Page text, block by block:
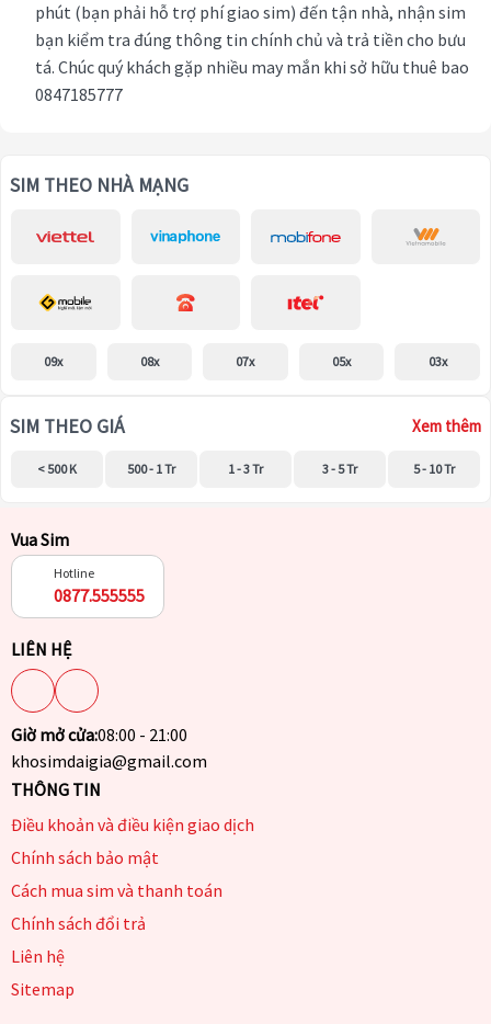
phút (bạn phải hỗ trợ phí giao sim) đến tận nhà, nhận sim
bạn kiểm tra đúng thông tin chính chủ và trả tiền cho bưu
tá. Chúc quý khách gặp nhiều may mắn khi sở hữu thuê bao
0847185777
SIM THEO NHÀ MẠNG
09x 08x 07x 05x 03x
SIM THEO GIÁ Xem thêm
< 500 K 500 - 1 Tr 1 - 3 Tr 3 - 5 Tr 5 - 10 Tr
Vua Sim
Hotline
0877.555555
LIÊN HỆ
Giờ mở cửa:08:00 - 21:00
khosimdaigia@gmail.com
THÔNG TIN
Điều khoản và điều kiện giao dịch
Chính sách bảo mật
Cách mua sim và thanh toán
Chính sách đổi trả
Liên hệ
Sitemap